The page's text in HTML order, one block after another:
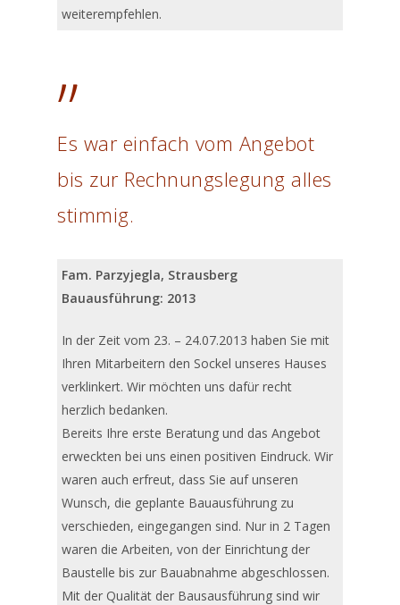
weiterempfehlen.
”
Es war einfach vom Angebot
bis zur Rechnungslegung alles
stimmig.
Fam. Parzyjegla, Strausberg
Bauausführung: 2013
In der Zeit vom 23. – 24.07.2013 haben Sie mit
Ihren Mitarbeitern den Sockel unseres Hauses
verklinkert. Wir möchten uns dafür recht
herzlich bedanken.
Bereits Ihre erste Beratung und das Angebot
erweckten bei uns einen positiven Eindruck. Wir
waren auch erfreut, dass Sie auf unseren
Wunsch, die geplante Bauausführung zu
verschieden, eingegangen sind. Nur in 2 Tagen
waren die Arbeiten, von der Einrichtung der
Baustelle bis zur Bauabnahme abgeschlossen.
Mit der Qualität der Bausausführung sind wir